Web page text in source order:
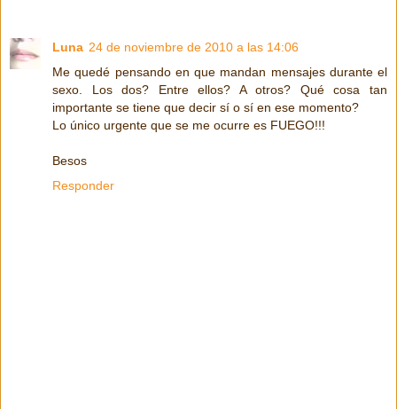
Luna 24 de noviembre de 2010 a las 14:06
Me quedé pensando en que mandan mensajes durante el
sexo. Los dos? Entre ellos? A otros? Qué cosa tan
importante se tiene que decir sí o sí en ese momento?
Lo único urgente que se me ocurre es FUEGO!!!
Besos
Responder